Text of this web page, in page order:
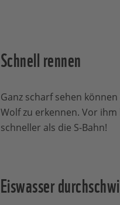
Schnell rennen
Ganz scharf sehen
Wolf zu erkennen. Vor
schneller als die S-Bahn!
Eiswasser